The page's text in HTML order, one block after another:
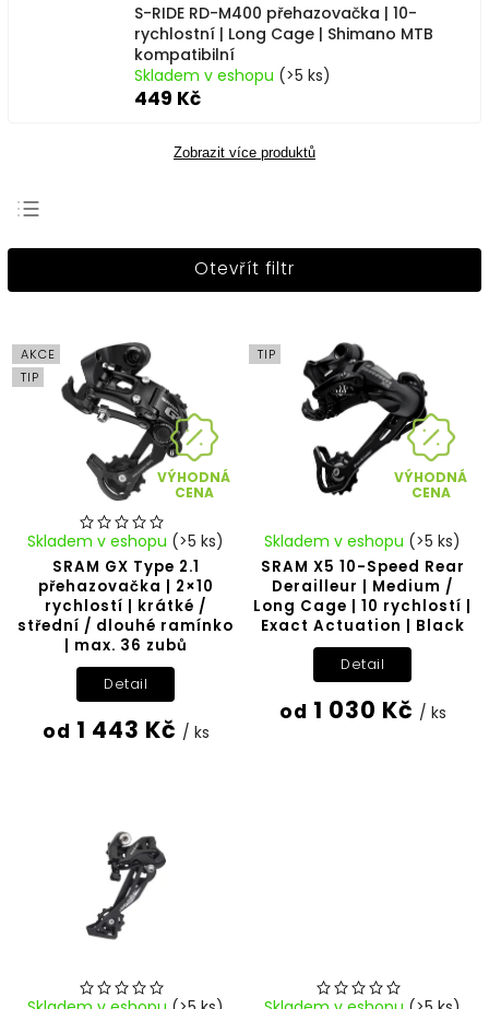
S-RIDE RD-M400 přehazovačka | 10-
rychlostní | Long Cage | Shimano MTB
kompatibilní
Skladem v eshopu (>5 ks)
449 Kč
Zobrazit více produktů
Nejprodávanější
Abecedně
Otevřít filtr
AKCE
TIP
VÝHODNÁ
CENA
SRAM GX Type 2.1
přehazovačka | 2×10
rychlostí | krátké /
střední / dlouhé ramínko
| max. 36 zubů
Skladem v eshopu (>5 ks)
od 1 443 Kč / ks
Detail
TIP
VÝHODNÁ
CENA
SRAM X5 10-Speed Rear
Derailleur | Medium /
Long Cage | 10 rychlostí |
Exact Actuation | Black
Skladem v eshopu (>5 ks)
od 1 030 Kč / ks
Detail